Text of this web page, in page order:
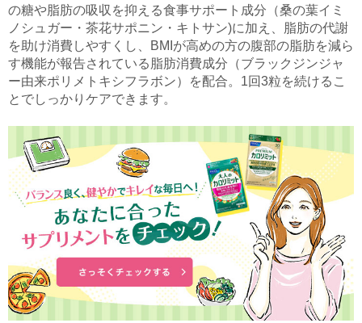
の糖や脂肪の吸収を抑える食事サポート成分（桑の葉イミ
ノシュガー・茶花サポニン・キトサン)に加え、脂肪の代謝
を助け消費しやすくし、BMIが高めの方の腹部の脂肪を減ら
す機能が報告されている脂肪消費成分（ブラックジンジャ
ー由来ポリメトキシフラボン）を配合。1回3粒を続けるこ
とでしっかりケアできます。